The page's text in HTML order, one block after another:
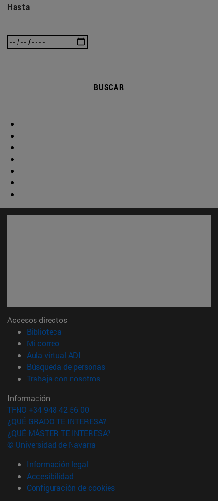
Hasta
BUSCAR
Accesos directos
Biblioteca
Mi correo(abre en nueva ventana)
Aula virtual ADI
Búsqueda de personas(abre en nueva ventana)
Trabaja con nosotros(abre en nueva ventana)
Información
TFNO +34 948 42 56 00
¿QUÉ GRADO TE INTERESA?
¿QUÉ MÁSTER TE INTERESA?
© Universidad de Navarra
Información legal
Accesibilidad
Configuración de cookies